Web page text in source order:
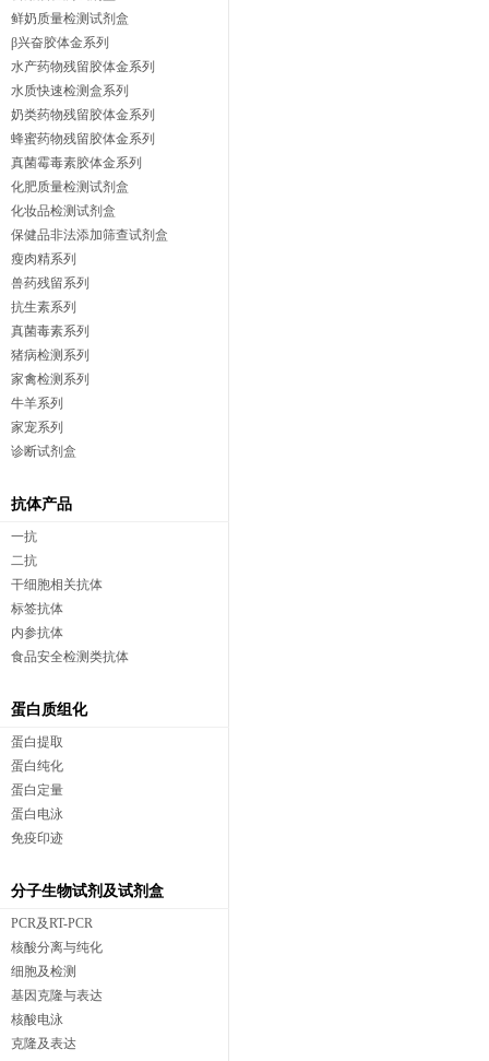
鲜奶质量检测试剂盒
β兴奋胶体金系列
水产药物残留胶体金系列
水质快速检测盒系列
奶类药物残留胶体金系列
蜂蜜药物残留胶体金系列
真菌霉毒素胶体金系列
化肥质量检测试剂盒
化妆品检测试剂盒
保健品非法添加筛查试剂盒
瘦肉精系列
兽药残留系列
抗生素系列
真菌毒素系列
猪病检测系列
家禽检测系列
牛羊系列
家宠系列
诊断试剂盒
抗体产品
一抗
二抗
干细胞相关抗体
标签抗体
内参抗体
食品安全检测类抗体
蛋白质组化
蛋白提取
蛋白纯化
蛋白定量
蛋白电泳
免疫印迹
分子生物试剂及试剂盒
PCR及RT-PCR
核酸分离与纯化
细胞及检测
基因克隆与表达
核酸电泳
克隆及表达